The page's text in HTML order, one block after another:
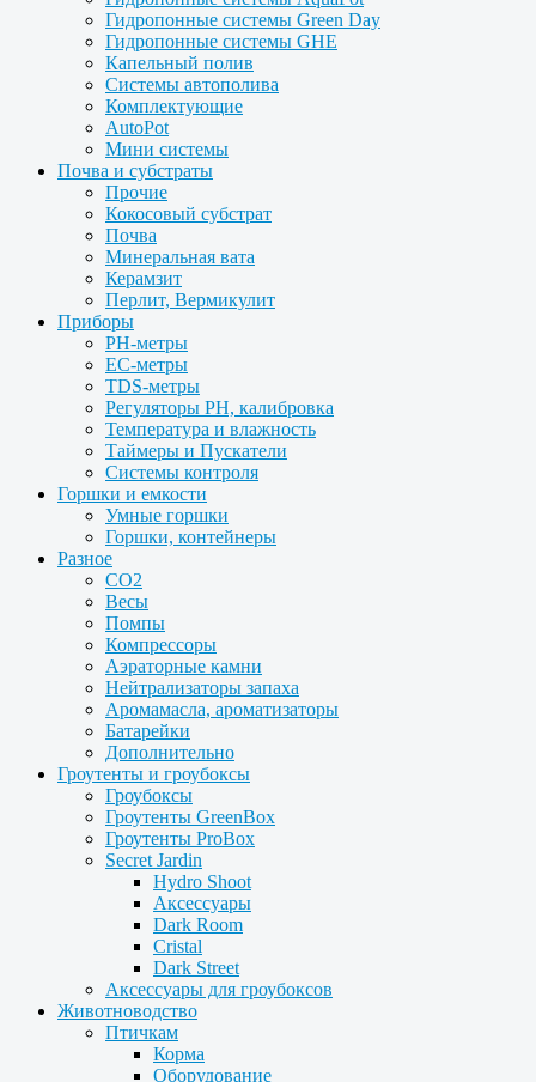
Гидропонные системы Green Day
Гидропонные системы GHE
Капельный полив
Системы автополива
Комплектующие
AutoPot
Мини системы
Почва и субстраты
Прочие
Кокосовый субстрат
Почва
Минеральная вата
Керамзит
Перлит, Вермикулит
Приборы
PH-метры
EC-метры
TDS-метры
Регуляторы PH, калибровка
Температура и влажность
Таймеры и Пускатели
Системы контроля
Горшки и емкости
Умные горшки
Горшки, контейнеры
Разное
CO2
Весы
Помпы
Компрессоры
Аэраторные камни
Нейтрализаторы запаха
Аромамасла, ароматизаторы
Батарейки
Дополнительно
Гроутенты и гроубоксы
Гроубоксы
Гроутенты GreenBox
Гроутенты ProBox
Secret Jardin
Hydro Shoot
Аксессуары
Dark Room
Cristal
Dark Street
Аксессуары для гроубоксов
Животноводство
Птичкам
Корма
Оборудование